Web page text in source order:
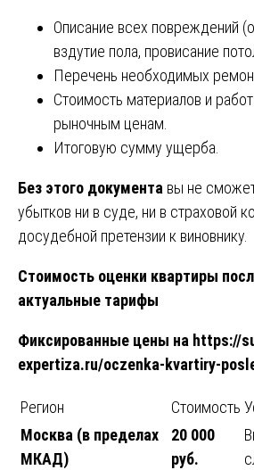
Описание всех повреждений
вздутие пола, провисание
Перечень необходимых
Стоимость материалов и
рыночным ценам.
Итоговую сумму ущерба.
Без этого документа вы не
убытков ни в суде, ни в страховой
досудебной претензии к виновнику.
Стоимость оценки квартиры
актуальные тарифы
Фиксированные цены на https://
expertiza.ru/oczenka-kvartiry-
Регион Стоимость
Москва (в пределах
МКАД)
20 000
руб.